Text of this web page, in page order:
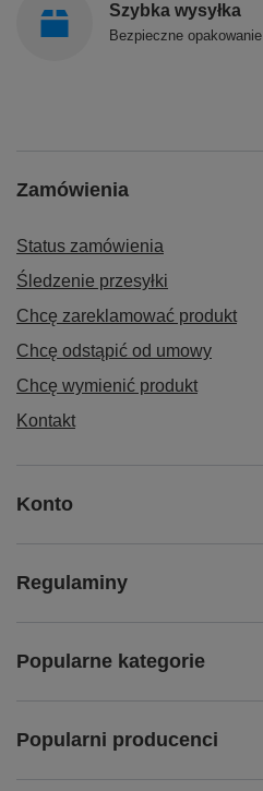
Szybka wysyłka
Bezpieczne opakowanie
Zamówienia
Status zamówienia
Śledzenie przesyłki
Chcę zareklamować produkt
Chcę odstąpić od umowy
Chcę wymienić produkt
Kontakt
Konto
Regulaminy
Popularne kategorie
Popularni producenci